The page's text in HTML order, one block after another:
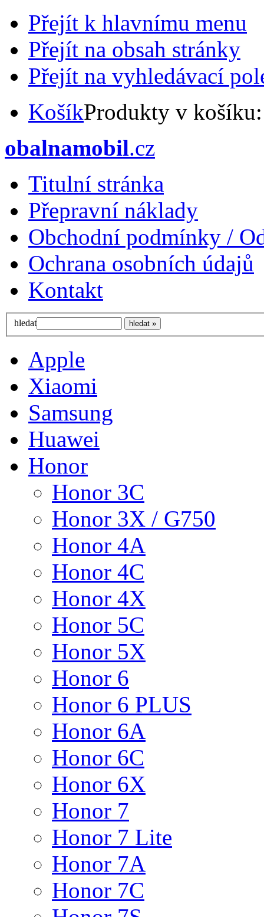
Přejít k hlavnímu menu
Přejít na obsah stránky
Přejít na vyhledávací
KošíkProdukty v
obalnamobil.cz
Titulní stránka
Přepravní náklady
Obchodní podmínky /
Ochrana osobních údajů
Kontakt
hledat
Apple
Xiaomi
Samsung
Huawei
Honor
Honor 3C
Honor 3X / G750
Honor 4A
Honor 4C
Honor 4X
Honor 5C
Honor 5X
Honor 6
Honor 6 PLUS
Honor 6A
Honor 6C
Honor 6X
Honor 7
Honor 7 Lite
Honor 7A
Honor 7C